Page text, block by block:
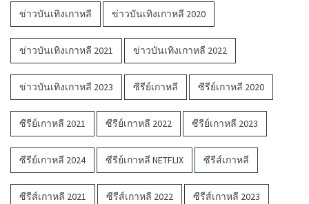
ข่าวบันเทิงเกาหลี ข่าวบันเทิงเกาหลี 2020
ข่าวบันเทิงเกาหลี 2021 ข่าวบันเทิงเกาหลี 2022
ข่าวบันเทิงเกาหลี 2023 ซีรีย์เกาหลี ซีรีย์เกาหลี 2020
ซีรีย์เกาหลี 2021 ซีรีย์เกาหลี 2022 ซีรีย์เกาหลี 2023
ซีรีย์เกาหลี 2024 ซีรีย์เกาหลี NETFLIX ซีรีส์เกาหลี
ซีรีส์เกาหลี 2021 ซีรีส์เกาหลี 2022 ซีรีส์เกาหลี 2023